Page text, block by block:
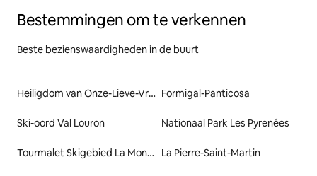
Bestemmingen om te verkennen
Beste bezienswaardigheden in de buurt
Heiligdom van Onze-Lieve-Vrouw van Lourdes Formigal-Panticosa
Ski-oord Val Louron Nationaal Park Les Pyrenées
Tourmalet Skigebied La Mongie La Pierre-Saint-Martin